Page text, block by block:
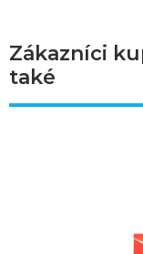
Zákazníci
také